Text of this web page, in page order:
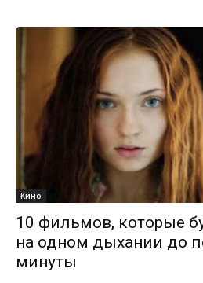
Кино
10 фильмов, которые
на одном дыхании до
минуты